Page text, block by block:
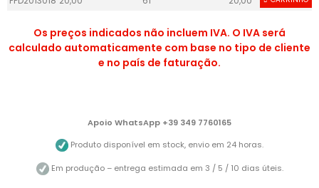
Os preços indicados não incluem IVA. O IVA será
calculado automaticamente com base no tipo de cliente
e no país de faturação.
Apoio WhatsApp +39 349 7760165
Produto disponível em stock, envio em 24 horas.
Em produção – entrega estimada em 3 / 5 / 10 dias úteis.